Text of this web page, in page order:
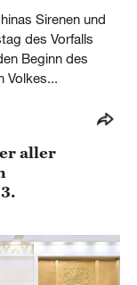
this media.
Sirenen und
des Vorfalls
Beginn des
aller